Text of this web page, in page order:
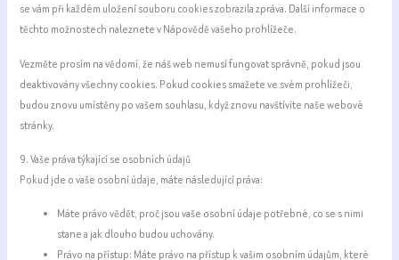
se vám při každém uložení souboru cookies zobrazila zpráva. Další informace o
těchto možnostech naleznete v Nápovědě vašeho prohlížeče.
Vezměte prosím na vědomí, že náš web nemusí fungovat správně, pokud jsou
deaktivovány všechny cookies. Pokud cookies smažete ve svém prohlížeči,
budou znovu umístěny po vašem souhlasu, když znovu navštívíte naše webové
stránky.
9. Vaše práva týkající se osobních údajů
Pokud jde o vaše osobní údaje, máte následující práva:
Máte právo vědět, proč jsou vaše osobní údaje potřebné, co se s nimi
stane a jak dlouho budou uchovány.
Právo na přístup: Máte právo na přístup k vašim osobním údajům, které